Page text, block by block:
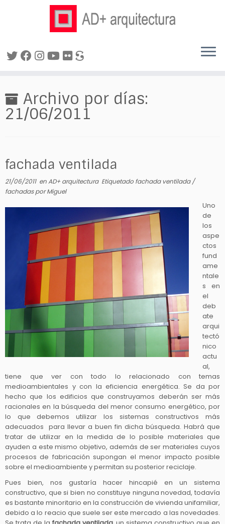
contenidoArchivo por días:
21/06/2011
fachada ventilada
21/06/2011enAD+ arquitectura Etiquetado fachada ventilada/
fachadasporMiguel
Uno
de
los
aspe
ctos
fund
ame
ntale
s en
el
deb
ate
arqui
tectó
nico
actu
al,
tiene que ver con todo lo relacionado con temas
medioambientales y con la eficiencia energética. Se da por
hecho que los edificios que construyamos deberán ser más
racionales en la búsqueda del menor consumo energético, por
lo que debemos utilizar los sistemas constructivos más
adecuados para llevar a buen fin dicha búsqueda. Habrá que
tratar de utilizar en la medida de lo posible materiales que
ayuden a este mismo objetivo, además de ser materiales cuyos
procesos de fabricación supongan el menor impacto posible
sobre el medioambiente y permitan su posterior reciclaje.
Pues bien, nos gustaría hacer hincapié en un sistema
constructivo, que si bien no constituye ninguna novedad, todavía
es bastante minoritario en la construcción de vivienda unifamiliar,
debido a lo reacio que suele ser este mercado a las novedades.